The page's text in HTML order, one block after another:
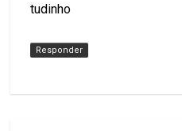
tudinho
Responder